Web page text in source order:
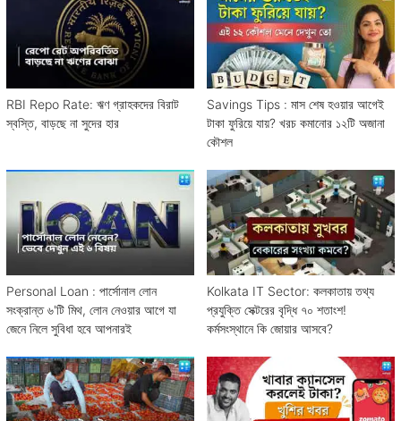
RBI Repo Rate: ঋণ গ্রাহকদের বিরাট
স্বস্তি, বাড়ছে না সুদের হার
Savings Tips : মাস শেষ হওয়ার আগেই
টাকা ফুরিয়ে যায়? খরচ কমানোর ১২টি অজানা
কৌশল
Personal Loan : পার্সোনাল লোন
সংক্রান্ত ৬'টি মিথ, লোন নেওয়ার আগে যা
জেনে নিলে সুবিধা হবে আপনারই
Kolkata IT Sector: কলকাতায় তথ্য
প্রযুক্তি সেক্টরের বৃদ্ধি ৭০ শতাংশ!
কর্মসংস্থানে কি জোয়ার আসবে?